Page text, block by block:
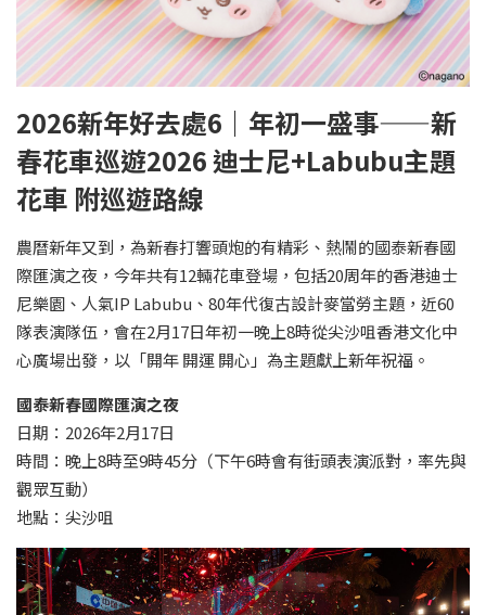
2026新年好去處6｜年初一盛事——新
春花車巡遊2026 迪士尼+Labubu主題
花車 附巡遊路線
農曆新年又到，為新春打響頭炮的有精彩、熱鬧的國泰新春國
際匯演之夜，今年共有12輛花車登場，包括20周年的香港迪士
尼樂園、人氣IP Labubu、80年代復古設計麥當勞主題，近60
隊表演隊伍，會在2月17日年初一晚上8時從尖沙咀香港文化中
心廣場出發，以「開年 開運 開心」為主題獻上新年祝福。
國泰新春國際匯演之夜
日期：2026年2月17日
時間：晚上8時至9時45分（下午6時會有街頭表演派對，率先與
觀眾互動）
地點：尖沙咀